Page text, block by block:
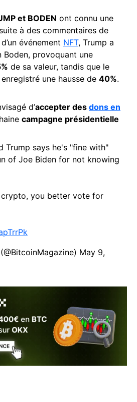
et BODEN ont connu une
à des commentaires de
événement NFT, Trump a
provoquant une
de sa valeur, tandis que le
une hausse de 40%.
d’accepter des dons en
campagne présidentielle
says he's "fine with"
of Joe Biden for not knowing
you better vote for
May 9,